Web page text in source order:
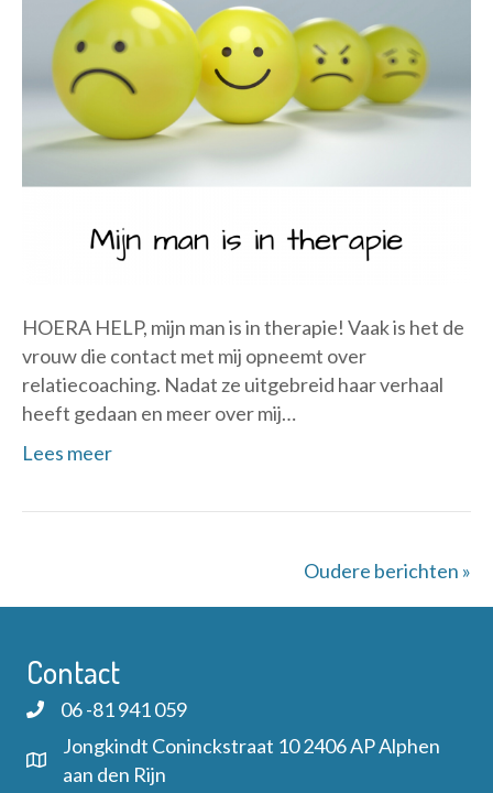
HOERA HELP, mijn man is in therapie! Vaak is het de
vrouw die contact met mij opneemt over
relatiecoaching. Nadat ze uitgebreid haar verhaal
heeft gedaan en meer over mij…
Lees meer
Oudere berichten »
Contact
06 -81 941 059
Jongkindt Coninckstraat 10 2406 AP Alphen
aan den Rijn